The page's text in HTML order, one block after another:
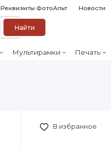
Реквизиты ФотоАльт Новости
Найти
Мультирамки Печать
В избранное